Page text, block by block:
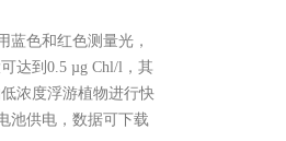
蓝色和红色测量光，
达到0.5 µg Chl/l，其
浓度浮游植物进行快
池供电，数据可下载